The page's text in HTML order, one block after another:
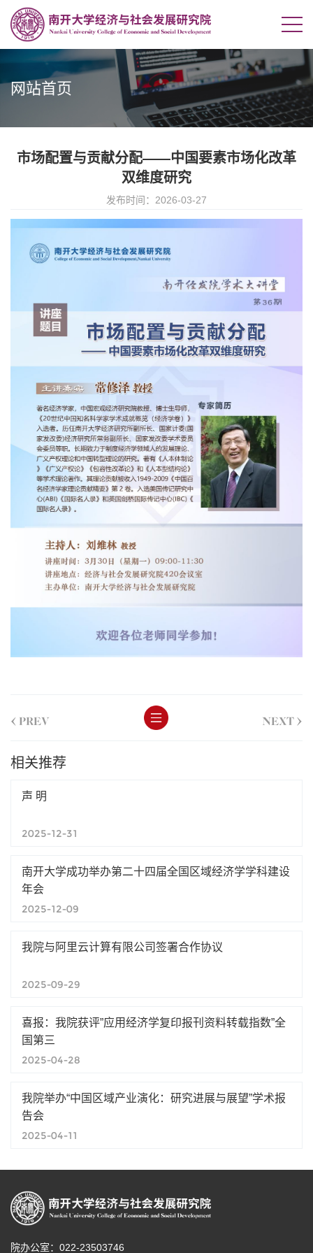
网站首页
市场配置与贡献分配——中国要素市场化改革
双维度研究
发布时间：2026-03-27
< PREV NEXT >
相关推荐
声 明
2025-12-31
南开大学成功举办第二十四届全国区域经济学学科建设
年会
2025-12-09
我院与阿里云计算有限公司签署合作协议
2025-09-29
喜报：我院获评”应用经济学复印报刊资料转载指数”全
国第三
2025-04-28
我院举办“中国区域产业演化：研究进展与展望”学术报
告会
2025-04-11
院办公室：022-23503746